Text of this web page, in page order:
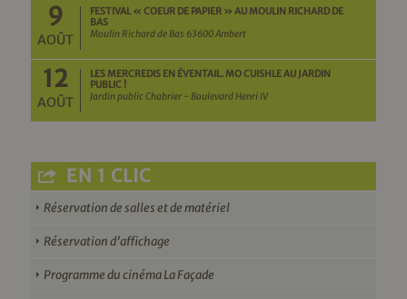
9
AOÛT
FESTIVAL « COEUR DE PAPIER » AU MOULIN RICHARD DE
BAS
Moulin Richard de Bas 63600 Ambert
12
AOÛT
LES MERCREDIS EN ÉVENTAIL. MO CUISHLE AU JARDIN
PUBLIC !
Jardin public Chabrier - Boulevard Henri IV
EN 1 CLIC
Réservation de salles et de matériel
Réservation d’affichage
Programme du cinéma La Façade